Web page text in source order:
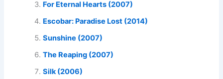
For Eternal Hearts (2007)
Escobar: Paradise Lost (2014)
Sunshine (2007)
The Reaping (2007)
Silk (2006)